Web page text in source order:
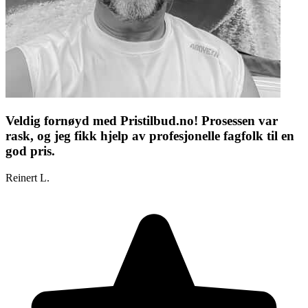
Veldig fornøyd med Pristilbud.no! Prosessen var
rask, og jeg fikk hjelp av profesjonelle fagfolk til en
god pris.
Reinert L.